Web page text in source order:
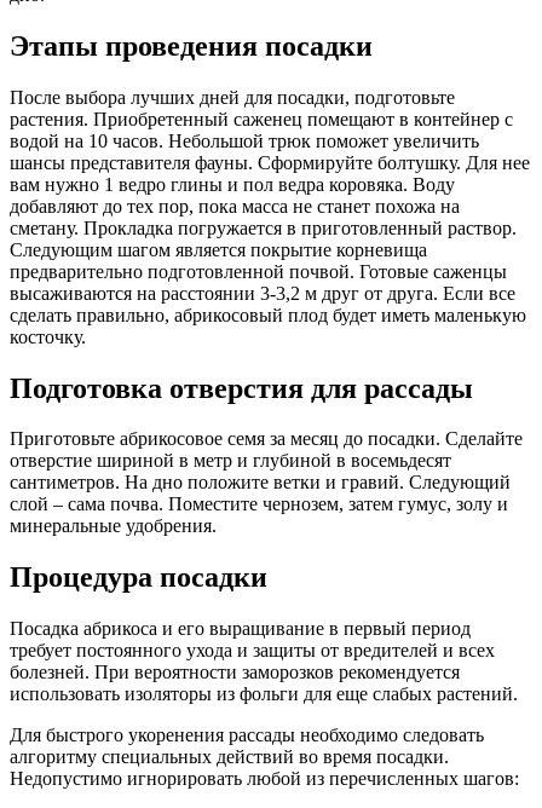
Этапы проведения посадки
После выбора лучших дней для посадки, подготовьте
растения. Приобретенный саженец помещают в контейнер с
водой на 10 часов. Небольшой трюк поможет увеличить
шансы представителя фауны. Сформируйте болтушку. Для нее
вам нужно 1 ведро глины и пол ведра коровяка. Воду
добавляют до тех пор, пока масса не станет похожа на
сметану. Прокладка погружается в приготовленный раствор.
Следующим шагом является покрытие корневища
предварительно подготовленной почвой. Готовые саженцы
высаживаются на расстоянии 3-3,2 м друг от друга. Если все
сделать правильно, абрикосовый плод будет иметь маленькую
косточку.
Подготовка отверстия для рассады
Приготовьте абрикосовое семя за месяц до посадки. Сделайте
отверстие шириной в метр и глубиной в восемьдесят
сантиметров. На дно положите ветки и гравий. Следующий
слой – сама почва. Поместите чернозем, затем гумус, золу и
минеральные удобрения.
Процедура посадки
Посадка абрикоса и его выращивание в первый период
требует постоянного ухода и защиты от вредителей и всех
болезней. При вероятности заморозков рекомендуется
использовать изоляторы из фольги для еще слабых растений.
Для быстрого укоренения рассады необходимо следовать
алгоритму специальных действий во время посадки.
Недопустимо игнорировать любой из перечисленных шагов: